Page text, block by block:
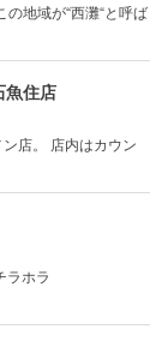
地域が“西灘“と呼ば
魚住店
店。 店内はカウン
ラホラ